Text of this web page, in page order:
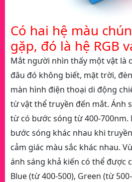
Có hai hệ màu
gặp, đó là hệ RGB
Mắt người nhìn thấy một vật là
đâu đó không biết, mặt trời,
màn hình điện thoại di động
từ vật thể truyền đến mắt. Ánh
từ có bước sóng từ 400-
bước sóng khác nhau khi
cảm giác màu sắc khác nhau.
ánh sáng khả kiến có thể được
Blue (từ 400-500), Green (từ